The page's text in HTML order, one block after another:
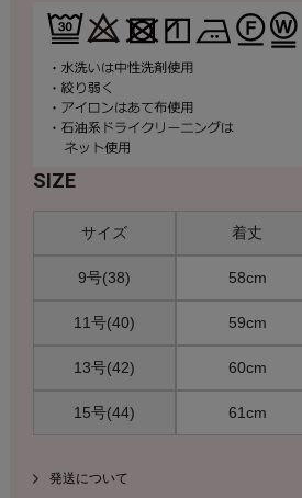
SIZE
サイズ 着丈
9号(38) 58cm
11号(40) 59cm
13号(42) 60cm
15号(44) 61cm
発送について